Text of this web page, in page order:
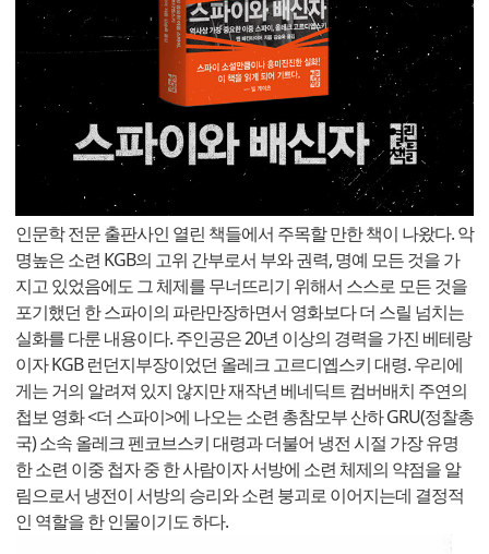
인문학 전문 출판사인 열린 책들에서 주목할 만한 책이 나왔다. 악
명높은 소련 KGB의 고위 간부로서 부와 권력, 명예 모든 것을 가
지고 있었음에도 그 체제를 무너뜨리기 위해서 스스로 모든 것을
포기했던 한 스파이의 파란만장하면서 영화보다 더 스릴 넘치는
실화를 다룬 내용이다. 주인공은 20년 이상의 경력을 가진 베테랑
이자 KGB 런던지부장이었던 올레크 고르디옙스키 대령. 우리에
게는 거의 알려져 있지 않지만 재작년 베네딕트 컴버배치 주연의
첩보 영화 <더 스파이>에 나오는 소련 총참모부 산하 GRU(정찰총
국) 소속 올레크 펜코브스키 대령과 더불어 냉전 시절 가장 유명
한 소련 이중 첩자 중 한 사람이자 서방에 소련 체제의 약점을 알
림으로서 냉전이 서방의 승리와 소련 붕괴로 이어지는데 결정적
인 역할을 한 인물이기도 하다.